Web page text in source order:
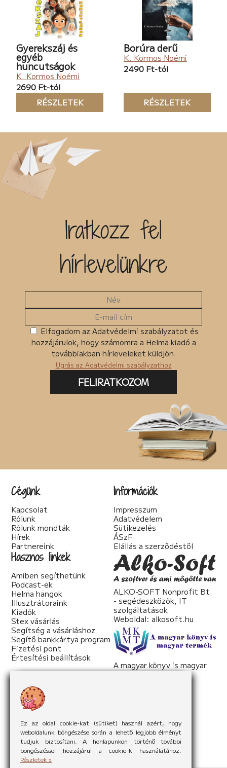
Ez az oldal cookie-kat (sütiket) használ azért, hogy
weboldalunk böngészése során a lehető legjobb élményt
tudjuk biztosítani. A honlapunkon történő további
böngészéssel hozzájárul a cookie-k használatához.
Részletek »
Gyerekszáj és
egyéb
huncutságok
K. Kormos Noémi
2690 Ft-tól
RÉSZLETEK
Borúra derű
K. Kormos Noémi
2490 Ft-tól
RÉSZLETEK
Iratkozz fel
hírlevelünkre
Elfogadom az Adatvédelmi szabályzatot és
hozzájárulok, hogy számomra a Helma kiadó a
továbbiakban hírleveleket küldjön.
Ugrás az Adatvédelmi szabályzathoz
FELIRATKOZOM
Cégünk
Kapcsolat
Rólunk
Rólunk mondták
Hírek
Partnereink
Információk
Impresszum
Adatvédelem
Sütikezelés
ÁSzF
Elállás a szerződéstől
Hasznos linkek
Amiben segíthetünk
Podcast-ek
Helma hangok
Illusztrátoraink
Kiadók
Stex vásárlás
Segítség a vásárláshoz
Segítő bankkártya program
Fizetési pont
Értesítési beállítások
ALKO-SOFT Nonprofit Bt.
- segédeszközök, IT
szolgáltatások
Weboldal: alkosoft.hu
A magyar könyv is magyar
termék